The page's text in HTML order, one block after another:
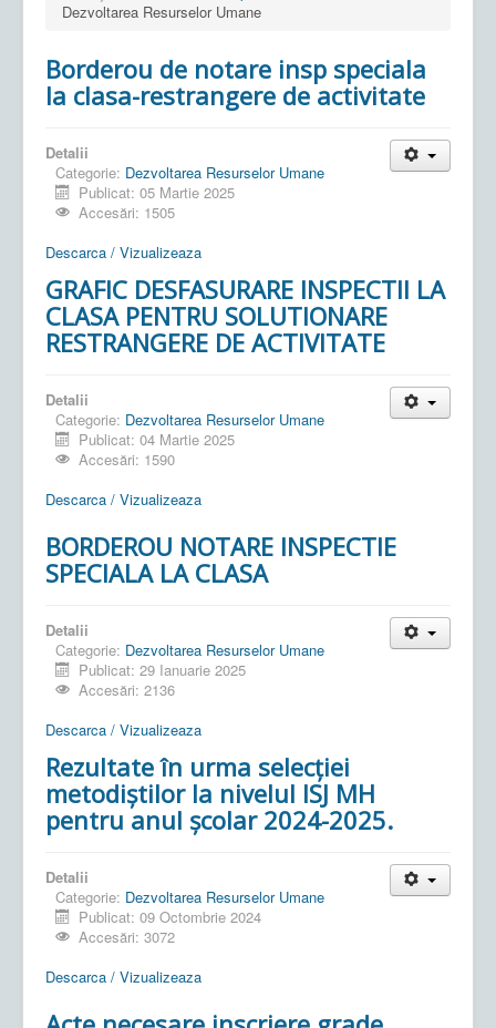
Dezvoltarea Resurselor Umane
Borderou de notare insp speciala
la clasa-restrangere de activitate
Detalii
Categorie: Dezvoltarea Resurselor Umane
Publicat: 05 Martie 2025
Accesări: 1505
Descarca / Vizualizeaza
GRAFIC DESFASURARE INSPECTII LA
CLASA PENTRU SOLUTIONARE
RESTRANGERE DE ACTIVITATE
Detalii
Categorie: Dezvoltarea Resurselor Umane
Publicat: 04 Martie 2025
Accesări: 1590
Descarca / Vizualizeaza
BORDEROU NOTARE INSPECTIE
SPECIALA LA CLASA
Detalii
Categorie: Dezvoltarea Resurselor Umane
Publicat: 29 Ianuarie 2025
Accesări: 2136
Descarca / Vizualizeaza
Rezultate în urma selecției
metodiștilor la nivelul ISJ MH
pentru anul școlar 2024-2025.
Detalii
Categorie: Dezvoltarea Resurselor Umane
Publicat: 09 Octombrie 2024
Accesări: 3072
Descarca / Vizualizeaza